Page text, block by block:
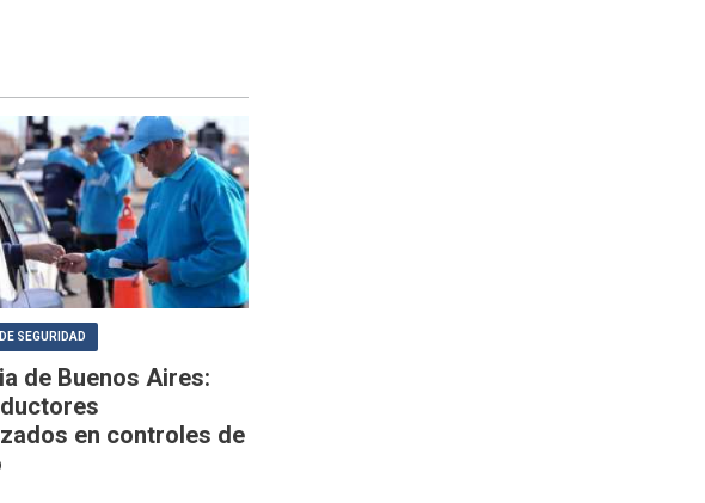
SEGURIDAD
de Buenos Aires:
en controles de